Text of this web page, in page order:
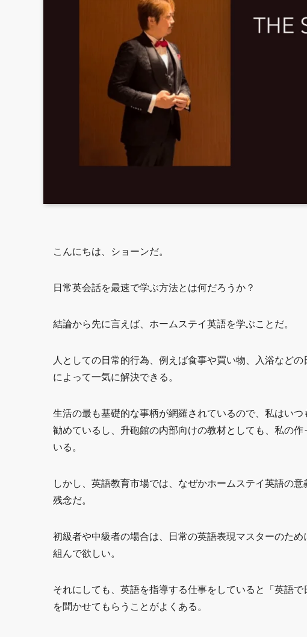
こんにちは、ショーンだ。
日常英会話を最速で学ぶ方法とは何だろうか？
結論から先に言えば、ホームステイ英語を学ぶことだ。
人としての日常的行為、例えば食事や買い物、入浴など
によって一気に解決できる。
生活の最も基礎的な事柄が網羅されているので、私はい
勧めているし、升砲館の内部向けの教材としても、私の
いる。
しかし、英語教育市場では、なぜかホームステイ英語の
残念だ。
初級者や中級者の場合は、日常の英語表現マスターのた
組んで欲しい。
それにしても、英語を指導する仕事をしていると「英語
を聞かせてもらうことがよくある。